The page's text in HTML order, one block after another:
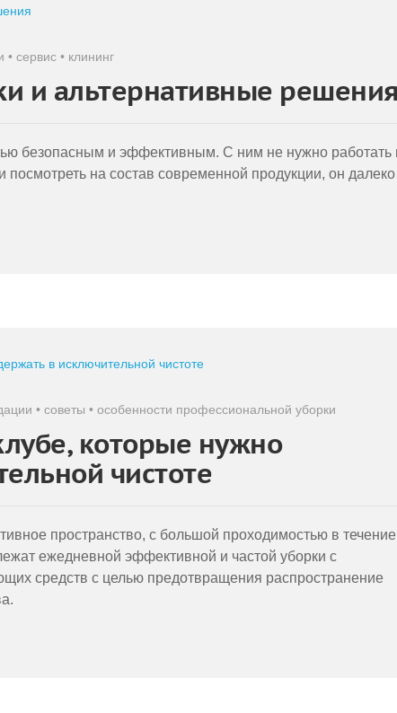
• сервис • клининг
и альтернативные
безопасным и эффективным. С ним не нужно работать
на состав современной продукции, он
• советы • особенности профессиональной уборки
которые нужно
чистоте
пространство, с большой проходимостью в течение
ежедневной эффективной и частой уборки с
средств с целью предотвращения распространение